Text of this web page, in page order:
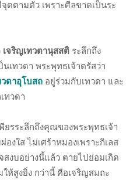
ดตามตัว เพราะศีลขาดเป็นระ
เจริญเทวตานุสสติ ระลึกถึง
เทวดา พระพุทธเจ้าตรัสว่า
วดาอุโบสถ อยู่ร่วมกับเทวดา และ
ทวดา
ยรระลึกถึงคุณของพระพุทธเจ้า
งใส ไม่เศร้าหมองเพราะกิเลส
งบอย่างนี้แล้ว ตายไปย่อมเกิด
ห้สูงยิ่ง กว่านี้ คือเจริญสมถะ